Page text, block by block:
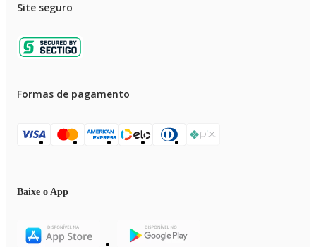
Site seguro
Formas de pagamento
Baixe o App